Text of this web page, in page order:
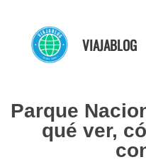
contenido
VIAJABLOG
Parque
qué ver,